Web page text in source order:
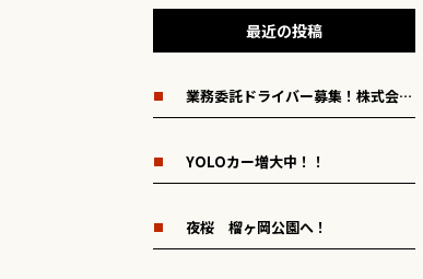
最近の投稿
業務委託ドライバー募集！株式会社YOLOで安定した収入を手に入れよう！
YOLOカー増大中！！
夜桜 榴ヶ岡公園へ！